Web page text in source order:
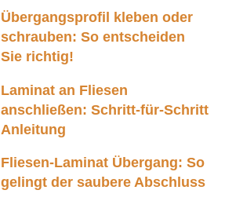
Übergangsprofil kleben oder
schrauben: So entscheiden
Sie richtig!
Laminat an Fliesen
anschließen: Schritt-für-Schritt
Anleitung
Fliesen-Laminat Übergang: So
gelingt der saubere Abschluss